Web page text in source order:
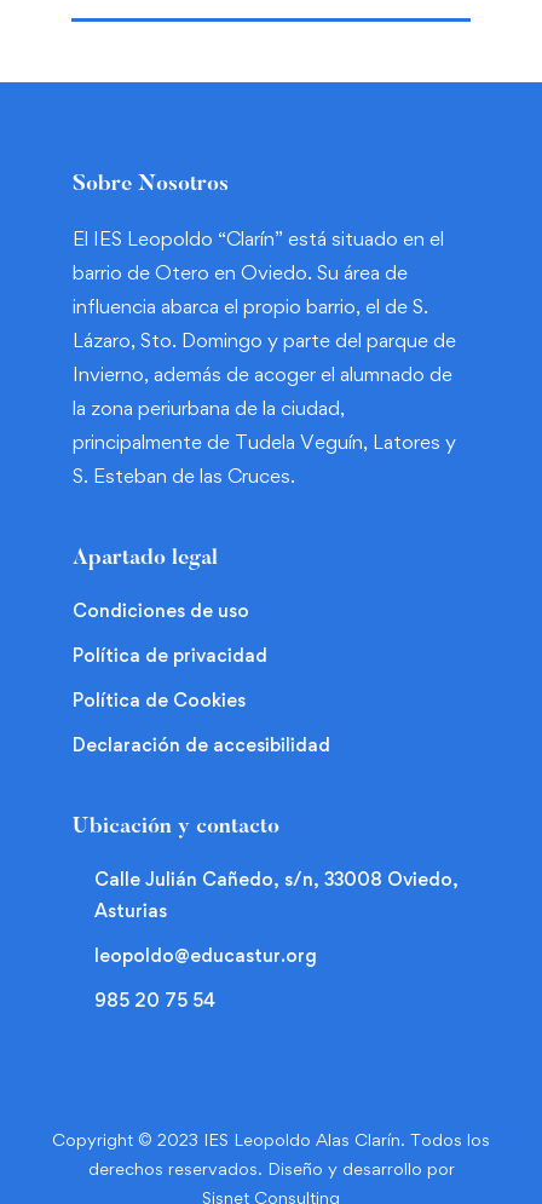
Sobre Nosotros
El IES Leopoldo “Clarín” está situado en el
barrio de Otero en Oviedo. Su área de
influencia abarca el propio barrio, el de S.
Lázaro, Sto. Domingo y parte del parque de
Invierno, además de acoger el alumnado de
la zona periurbana de la ciudad,
principalmente de Tudela Veguín, Latores y
S. Esteban de las Cruces.
Apartado legal
Condiciones de uso
Política de privacidad
Política de Cookies
Declaración de accesibilidad
Ubicación y contacto
Calle Julián Cañedo, s/n, 33008 Oviedo,
Asturias
leopoldo@educastur.org
985 20 75 54
Copyright © 2023 IES Leopoldo Alas Clarín. Todos los
derechos reservados. Diseño y desarrollo por
Sisnet Consulting